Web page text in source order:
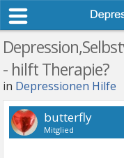
- hilft Therapie?
in Depressionen Hilfe
butterfly
Mitglied